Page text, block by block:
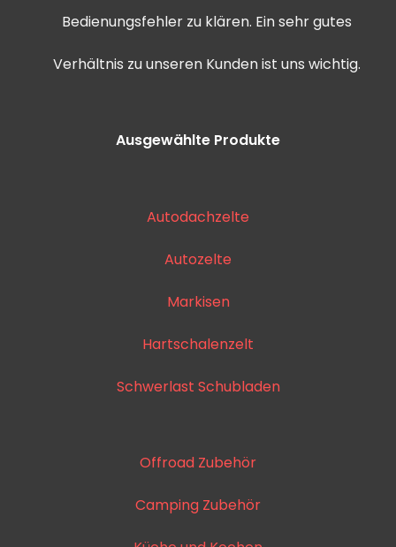
Bedienungsfehler zu klären. Ein sehr gutes
Verhältnis zu unseren Kunden ist uns wichtig.
Ausgewählte Produkte
Autodachzelte
Autozelte
Markisen
Hartschalenzelt
Schwerlast Schubladen
Offroad Zubehör
Camping Zubehör